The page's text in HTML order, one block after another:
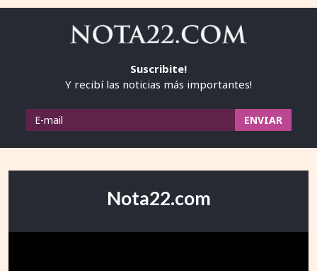
Suscribite!
Y recibí las noticias más importantes!
Nota22.com